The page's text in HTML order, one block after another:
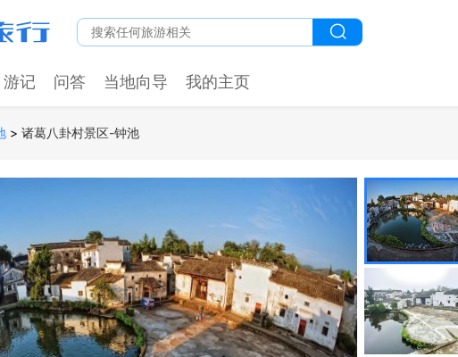
游记 问答 当地向导 我的主页
> 诸葛八卦村景区-钟池